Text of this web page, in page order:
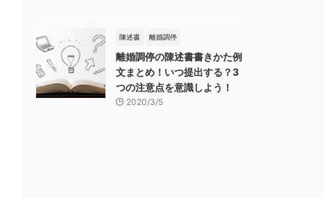
陳述書 離婚調停
離婚調停の陳述書書きかた例
文まとめ！いつ提出する？3
つの注意点を意識しよう！
2020/3/5